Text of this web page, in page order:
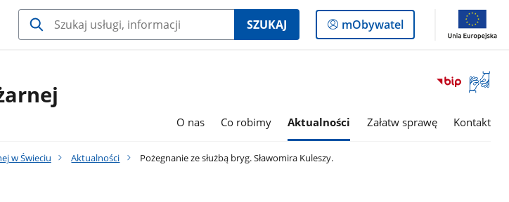
SZUKAJ
Logowanie
do
mObywatel
Otwórz
okno
O nas Co robimy Aktualności Załatw sprawę Kontakt
w Świeciu Aktualności Pożegnanie ze służbą bryg. Sławomira Kuleszy.